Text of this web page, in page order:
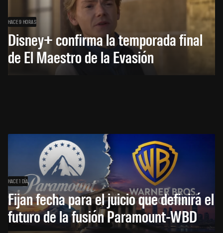
HACE 9 HORAS
Disney+ confirma la temporada final
de El Maestro de la Evasión
HACE 1 DÍA
Fijan fecha para el juicio que definirá el
futuro de la fusión Paramount-WBD